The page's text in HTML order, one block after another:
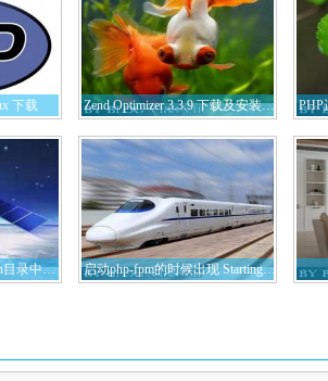
下载 Zend Optimizer 3.3.9 下载及安装详解
Linux php编译安装后bin目录中怎么没有php-cgi文件 启动php-fpm的时候出现 Starting php_fpmfpm_unix_conf_wp()